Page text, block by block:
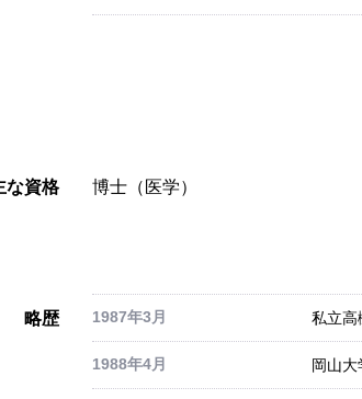
な資格 博士（医学）
略歴 1987年3月 私立高
1988年4月 岡山